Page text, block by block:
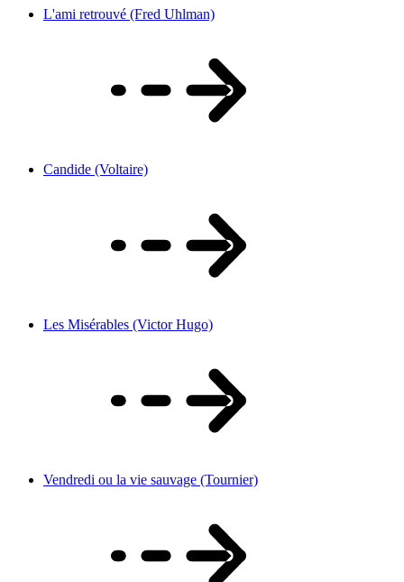
L'ami retrouvé (Fred Uhlman)
Candide (Voltaire)
Les Misérables (Victor Hugo)
Vendredi ou la vie sauvage (Tournier)